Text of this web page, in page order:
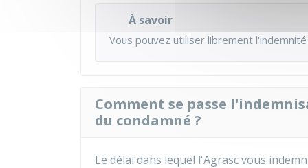
À savoir
Vous pouvez utiliser librement
Comment se passe
du condamné ?
Le délai dans lequel l'Agrascvous